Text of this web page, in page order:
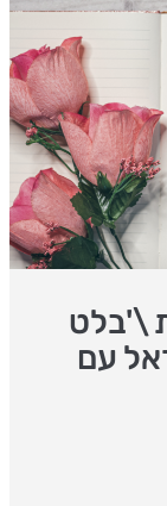
\'בלט
עם